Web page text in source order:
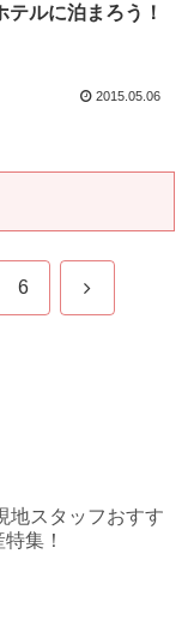
テルに泊まろう！
2015.05.06
6 次
地スタッフおすす
集！